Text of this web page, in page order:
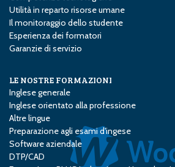
Utilità in reparto risorse umane
Il monitoraggio dello studente
Esperienza dei formatori
Garanzie di servizio
LE NOSTRE FORMAZIONI
Inglese generale
Inglese orientato alla professione
Altre lingue
Preparazione agli esami d'ingese
Software aziendale
DTP/CAD